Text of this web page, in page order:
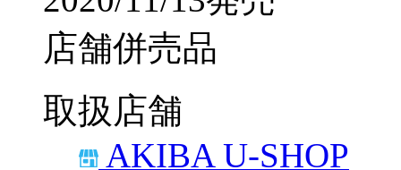
店舗併売品
取扱店舗
AKIBA U-SHOP